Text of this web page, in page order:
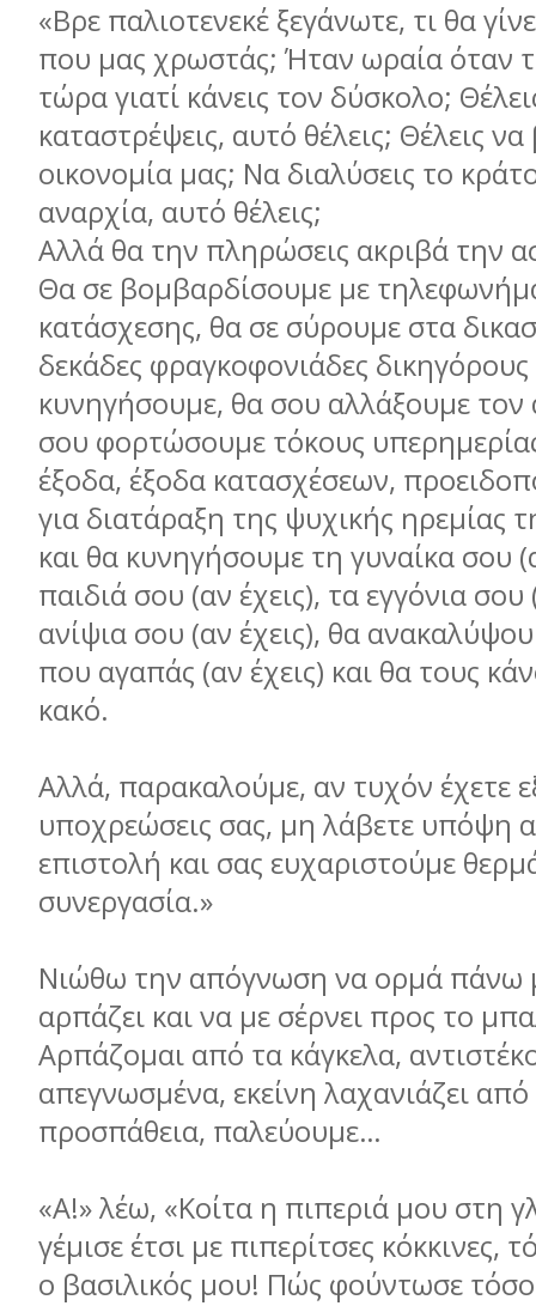
«Βρε παλιοτενεκέ ξεγάνωτε, τι θα
που μας χρωστάς; Ήταν ωραία όταν
τώρα γιατί κάνεις τον δύσκολο;
καταστρέψεις, αυτό θέλεις; Θέλεις να
οικονομία μας; Να διαλύσεις το
αναρχία, αυτό θέλεις;
Αλλά θα την πληρώσεις ακριβά την
Θα σε βομβαρδίσουμε με
κατάσχεσης, θα σε σύρουμε στα
δεκάδες φραγκοφονιάδες
κυνηγήσουμε, θα σου αλλάξουμε τον
σου φορτώσουμε τόκους
έξοδα, έξοδα κατασχέσεων,
για διατάραξη της ψυχικής ηρεμίας
και θα κυνηγήσουμε τη γυναίκα σου
παιδιά σου (αν έχεις), τα εγγόνια σου
ανίψια σου (αν έχεις), θα
που αγαπάς (αν έχεις) και θα τους
κακό.
Αλλά, παρακαλούμε, αν τυχόν έχετε
υποχρεώσεις σας, μη λάβετε υπόψη
επιστολή και σας ευχαριστούμε
συνεργασία.»
Νιώθω την απόγνωση να ορμά πάνω
αρπάζει και να με σέρνει προς το
Αρπάζομαι από τα κάγκελα,
απεγνωσμένα, εκείνη λαχανιάζει
προσπάθεια, παλεύουμε…
«Α!» λέω, «Κοίτα η πιπεριά μου στη
γέμισε έτσι με πιπερίτσες κόκκινες,
ο βασιλικός μου! Πώς φούντωσε